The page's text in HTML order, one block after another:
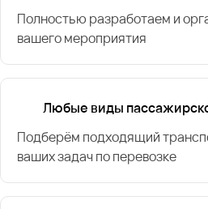
Полностью разработаем и
вашего мероприятия
Любые виды
Подберём подходящий
ваших задач по перевозке